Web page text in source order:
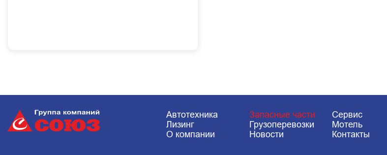
Автотехника Запасные части
Сервис
Лизинг
Грузоперевозки
Мотель
О компании
Новости Контакты